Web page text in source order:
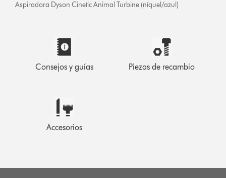
Aspiradora Dyson Cinetic Animal Turbine (níquel/azul)
Consejos y guías Piezas de recambio
Accesorios